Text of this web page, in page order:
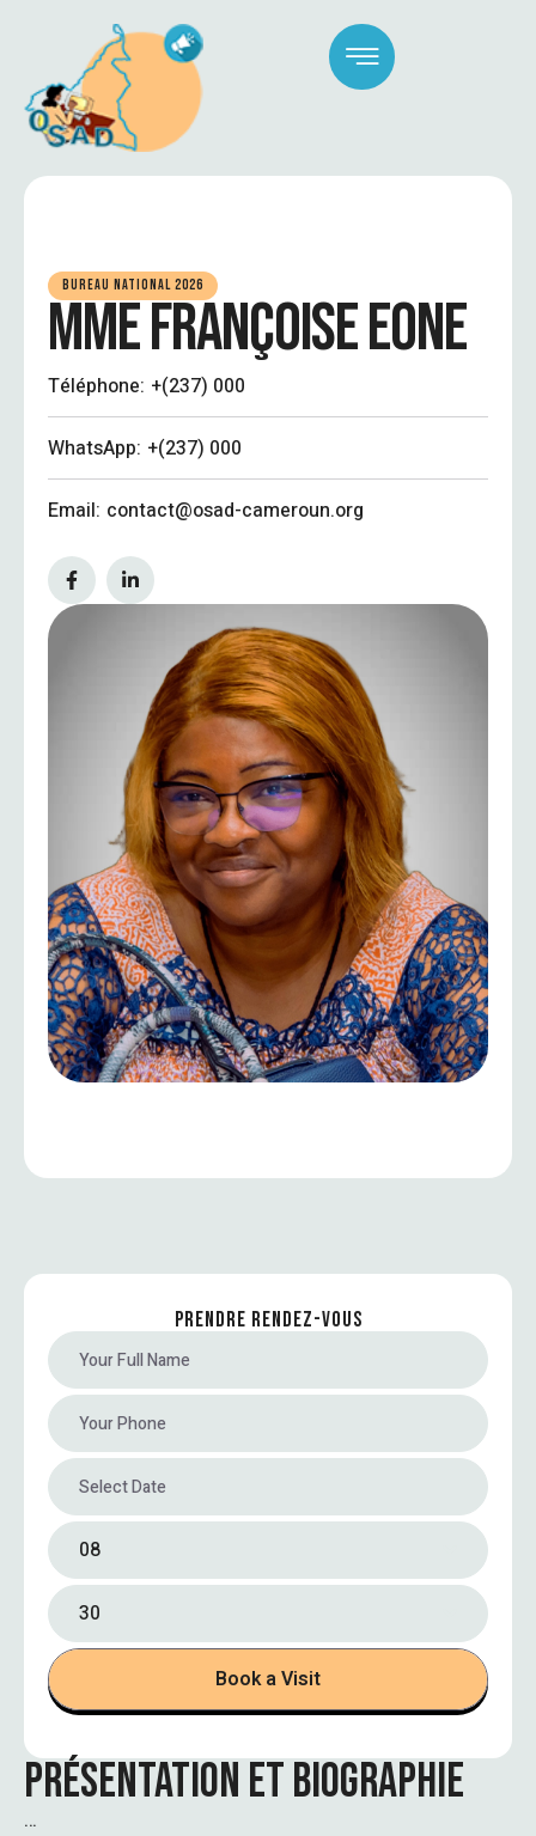
BUREAU NATIONAL 2026
MME FRANÇOISE EONE
Téléphone: +(237) 000
WhatsApp: +(237) 000
Email: contact@osad-cameroun.org
PRENDRE RENDEZ-VOUS
08
30
Book a Visit
PRÉSENTATION ET BIOGRAPHIE
…